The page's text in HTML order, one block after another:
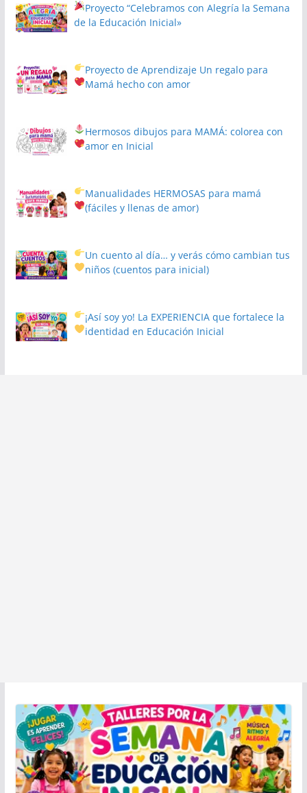
Proyecto“Celebramos con Alegría la Semana
de la Educación Inicial»
Proyecto de Aprendizaje Un regalo para
Mamá hecho con amor
Hermosos dibujos para MAMÁ: colorea con
amor en Inicial
Manualidades HERMOSAS para mamá
(fáciles y llenas de amor)
Un cuento al día… y verás cómo cambian tus
niños(cuentos para inicial)
¡Así soy yo! La EXPERIENCIA que fortalece la
identidad en Educación Inicial